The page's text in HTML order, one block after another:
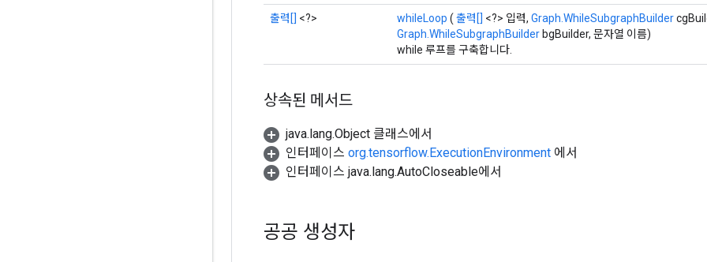
출력[] <?> whileLoop ( 출력[] <?> 입력, Graph.WhileSubgraphBuilder
Graph.WhileSubgraphBuilder bgBuilder, 문자열 이름)
while 루프를 구축합니다.
상속된 메서드
java.lang.Object 클래스에서
인터페이스 org.tensorflow.ExecutionEnvironment 에서
인터페이스 java.lang.AutoCloseable에서
공공 생성자